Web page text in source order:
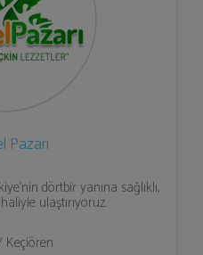
Pazarı
dörtbir yanına sağlıklı,
ulaştırıyoruz.